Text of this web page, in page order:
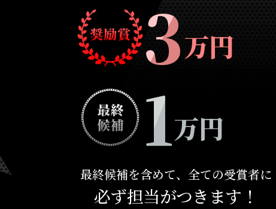
3万円
1万円
最終候補を含めて、全ての受賞者に
必ず担当がつきます！